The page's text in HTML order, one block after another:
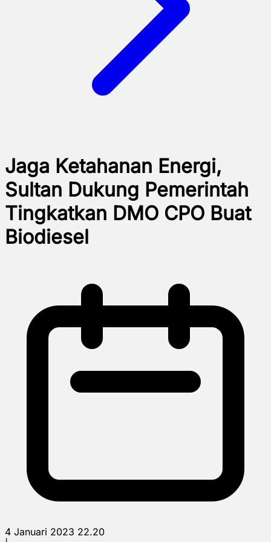
Jaga Ketahanan Energi,
Sultan Dukung Pemerintah
Tingkatkan DMO CPO Buat
Biodiesel
4 Januari 2023 22.20